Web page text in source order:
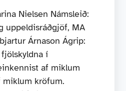
Nielsen Námsleið:
uppeldisráðgjöf, MA
Árnason Ágrip:
í
af miklum
miklum kröfum.